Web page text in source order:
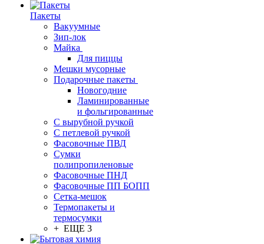
Пакеты
Вакуумные
Зип-лок
Майка
Для пиццы
Мешки мусорные
Подарочные пакеты
Новогодние
Ламинированные
и фольгированные
С вырубной ручкой
С петлевой ручкой
Фасовочные ПВД
Сумки
полипропиленовые
Фасовочные ПНД
Фасовочные ПП БОПП
Сетка-мешок
Термопакеты и
термосумки
+ ЕЩЕ 3